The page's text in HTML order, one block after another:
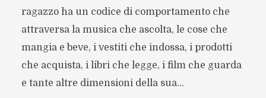
ragazzo ha un codice di comportamento che
attraversa la musica che ascolta, le cose che
mangia e beve, i vestiti che indossa, i prodotti
che acquista, i libri che legge, i film che guarda
e tante altre dimensioni della sua...